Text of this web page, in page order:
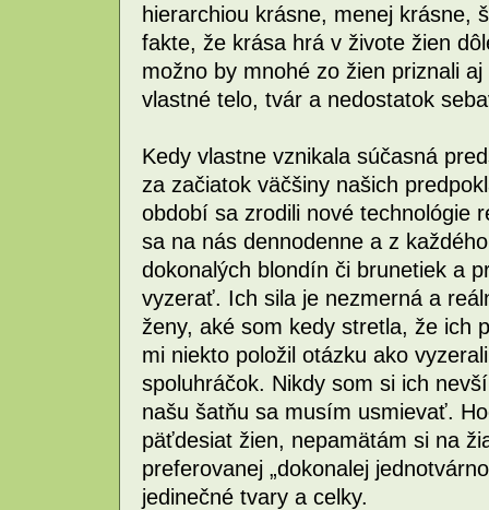
hierarchiou krásne, menej krásne,
fakte, že krása hrá v živote žien
možno by mnohé zo žien priznali
vlastné telo, tvár a nedostatok
Kedy vlastne vznikala súčasná
za začiatok väčšiny našich
období sa zrodili nové technológie
sa na nás dennodenne a z
dokonalých blondín či brunetiek a
vyzerať. Ich sila je nezmerná a
ženy, aké som kedy stretla, že ich
mi niekto položil otázku ako
spoluhráčok. Nikdy som si ich
našu šatňu sa musím usmievať.
päťdesiat žien, nepamätám si na
preferovanej „dokonalej
jedinečné tvary a celky.